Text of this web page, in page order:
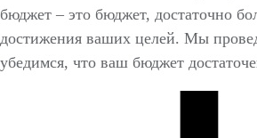
бюджет – это бюджет, достаточно
достижения ваших целей. Мы
убедимся, что ваш бюджет